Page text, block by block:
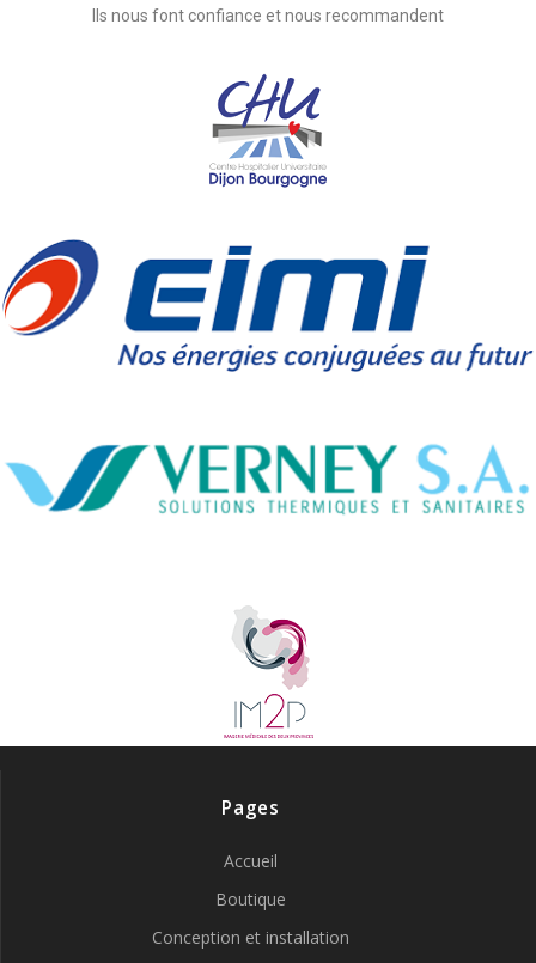
Ils nous font confiance et nous recommandent
Pages
Accueil
Boutique
Conception et installation